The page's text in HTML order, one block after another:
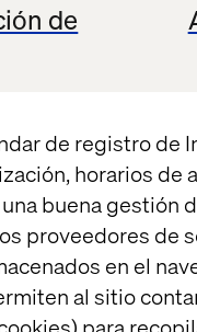
de
de registro de
horarios de
buena gestión
proveedores de
en el
al sitio
para